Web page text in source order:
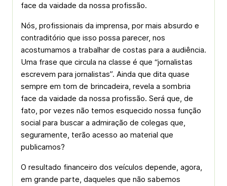
face da vaidade da nossa profissão.
Nós, profissionais da imprensa, por mais absurdo e
contraditório que isso possa parecer, nos
acostumamos a trabalhar de costas para a audiência.
Uma frase que circula na classe é que “jornalistas
escrevem para jornalistas”. Ainda que dita quase
sempre em tom de brincadeira, revela a sombria
face da vaidade da nossa profissão. Será que, de
fato, por vezes não temos esquecido nossa função
social para buscar a admiração de colegas que,
seguramente, terão acesso ao material que
publicamos?
O resultado financeiro dos veículos depende, agora,
em grande parte, daqueles que não sabemos